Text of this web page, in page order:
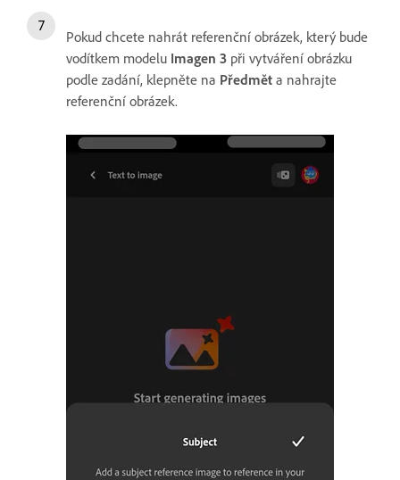
Pokud chcete nahrát referenční obrázek, který bude
vodítkem modelu Imagen 3 při vytváření obrázku
podle zadání, klepněte na Předmět a nahrajte
referenční obrázek.